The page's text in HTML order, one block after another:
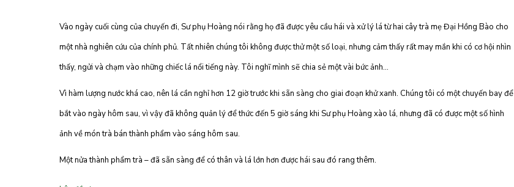
Vào ngày cuối cùng của chuyến đi, Sư phụ Hoàng nói rằng họ đã được yêu cầu hái và xử lý lá từ hai cây trà mẹ Đại Hồng Bào cho
một nhà nghiên cứu của chính phủ. Tất nhiên chúng tôi không được thử một số loại, nhưng cảm thấy rất may mắn khi có cơ hội nhìn
thấy, ngửi và chạm vào những chiếc lá nổi tiếng này. Tôi nghĩ mình sẽ chia sẻ một vài bức ảnh…
Vì hàm lượng nước khá cao, nên lá cần nghỉ hơn 12 giờ trước khi sẵn sàng cho giai đoạn khử xanh. Chúng tôi có một chuyến bay để
bắt vào ngày hôm sau, vì vậy đã không quản lý để thức đến 5 giờ sáng khi Sư phụ Hoàng xào lá, nhưng đã có được một số hình
ảnh về món trà bán thành phẩm vào sáng hôm sau.
Một nửa thành phẩm trà – đã sẵn sàng để có thân và lá lớn hơn được hái sau đó rang thêm.